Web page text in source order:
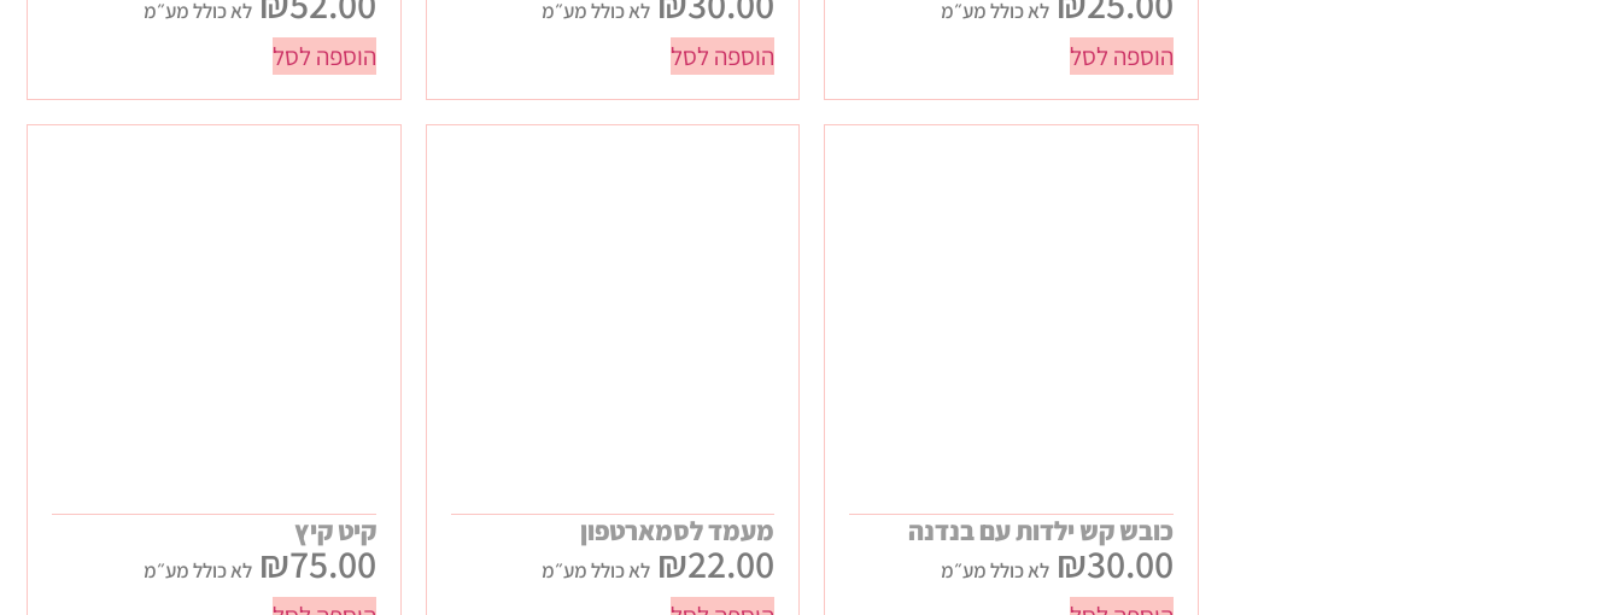
לא כולל מע״מ
הוספה לסל
לא כולל מע״מ
הוספה לסל
לא כולל מע״מ
הוספה לסל
כובש קש ילדות עם בנדנה
₪30.00 לא כולל מע״מ
מעמד לסמארטפון
₪22.00 לא כולל מע״מ
קיט קיץ
₪75.00 לא כולל מע״מ